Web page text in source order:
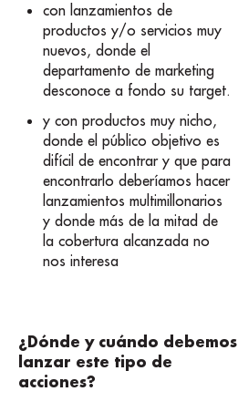
con lanzamientos de
productos y/o servicios muy
nuevos, donde el
departamento de marketing
desconoce a fondo su target.
y con productos muy nicho,
donde el público objetivo es
difícil de encontrar y que para
encontrarlo deberíamos hacer
lanzamientos multimillonarios
y donde más de la mitad de
la cobertura alcanzada no
nos interesa
¿Dónde y cuándo debemos
lanzar este tipo de
acciones?